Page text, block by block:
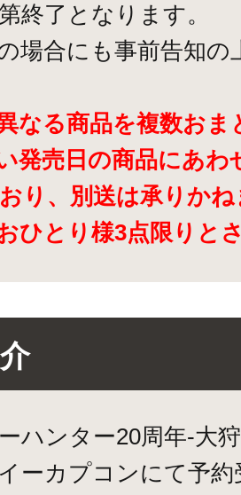
終了となります。
場合にも事前告知の
なる商品を複数おま
発売日の商品にあわ
り、別送は承りかね
ひとり様3点限りと
ハンター20周年-大
ーカプコンにて予約